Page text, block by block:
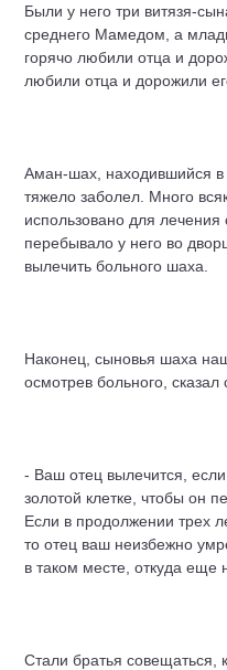
Были у него три витязя-
среднего Мамедом, а
горячо любили отца и
любили отца и дорожили
Аман-шах, находившийся
тяжело заболел. Много
использовано для лечения
перебывало у него во
вылечить больного шаха.
Наконец, сыновья шаха
осмотрев больного, сказал
- Ваш отец вылечится,
золотой клетке, чтобы он
Если в продолжении трех
то отец ваш неизбежно
в таком месте, откуда еще
Стали братья совещаться,